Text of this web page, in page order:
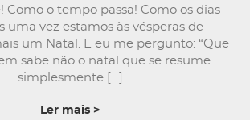
Como o tempo passa! Como os dias
uma vez estamos às vésperas de
um Natal. E eu me pergunto: “Que
sabe não o natal que se resume
simplesmente […]
Ler mais >